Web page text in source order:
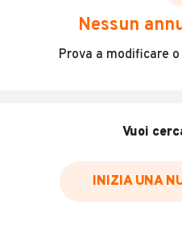
scegliere in modo
Incidenti in cui è stato
Data e luogo delle
Inserisci il numero di targa
Nessun
Prova a modificare
Vuoi
INIZIA UNA